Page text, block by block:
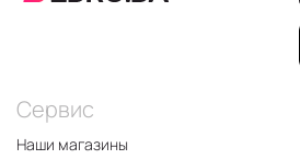
Сервис
Наши магазины